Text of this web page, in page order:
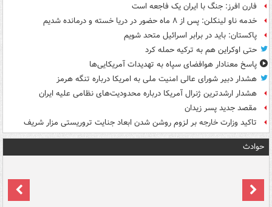
فارن افرز: جنگ با ایران یک فاجعه است
خدمه ناو لینکلن: پس از ۸ ماه حضور در دریا خسته و درمانده‌ شدیم
پاکستان: باید در برابر اسرائیل متحد شویم
حتی اوکراین هم به ترکیه حمله کرد
پاسخ معنادار هوافضای سپاه به تهدیدات آمریکایی‌ها
هشدار دبیر شورای عالی امنیت ملی به امریکا درباره تنگه هرمز
هشدار ارشدترین ژنرال آمریکا درباره محدودیت‌های نظامی علیه ایران
مقصد جدید پسر زیدان
تاکید وزارت خارجه بر لزوم روشن شدن ابعاد جنایت تروریستی مزار شریف
حوادث